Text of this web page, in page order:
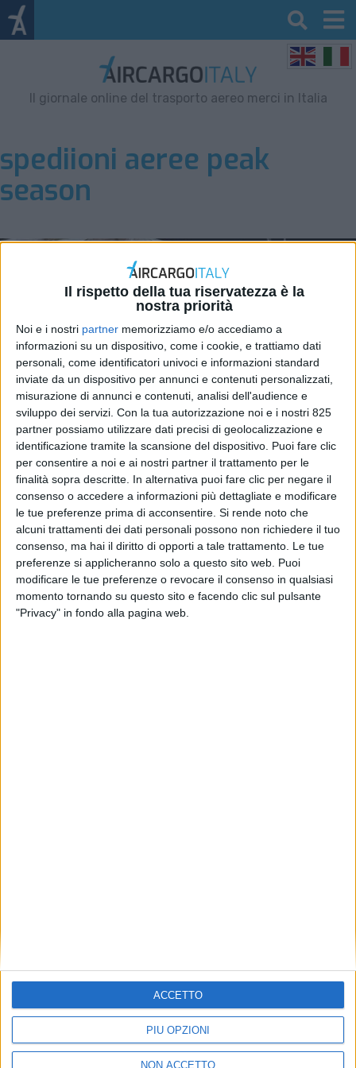
Il rispetto della tua riservatezza è la
nostra priorità
Noi e i nostri partner memorizziamo e/o accediamo a
informazioni su un dispositivo, come i cookie, e trattiamo dati
personali, come identificatori univoci e informazioni standard
inviate da un dispositivo per annunci e contenuti personalizzati,
misurazione di annunci e contenuti, analisi dell'audience e
sviluppo dei servizi. Con la tua autorizzazione noi e i nostri 825
partner possiamo utilizzare dati precisi di geolocalizzazione e
identificazione tramite la scansione del dispositivo. Puoi fare clic
per consentire a noi e ai nostri partner il trattamento per le
finalità sopra descritte. In alternativa puoi fare clic per negare il
consenso o accedere a informazioni più dettagliate e modificare
le tue preferenze prima di acconsentire. Si rende noto che
alcuni trattamenti dei dati personali possono non richiedere il tuo
consenso, ma hai il diritto di opporti a tale trattamento. Le tue
preferenze si applicheranno solo a questo sito web. Puoi
modificare le tue preferenze o revocare il consenso in qualsiasi
momento tornando su questo sito e facendo clic sul pulsante
"Privacy" in fondo alla pagina web.
PIÙ OPZIONI
NON ACCETTO
ACCETTO
Il giornale online del trasporto aereo merci in Italia
spediioni aeree peak
season
Dhl si prepara alla peak
season più alta di sempre
ESTERO 3 NOVEMBRE 2020